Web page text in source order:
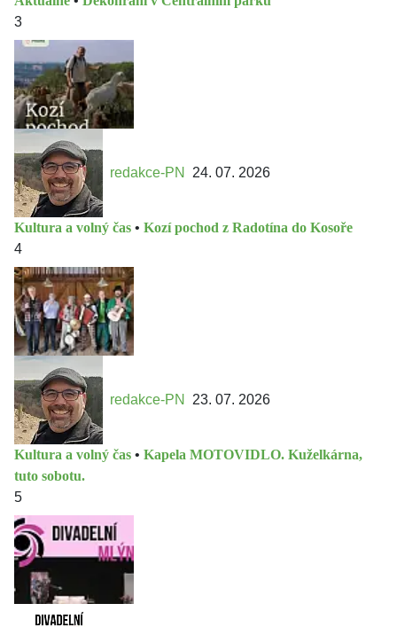
3
redakce-PN 24. 07. 2026
Kultura a volný čas • Kozí pochod z Radotína do Kosoře
4
redakce-PN 23. 07. 2026
Kultura a volný čas • Kapela MOTOVIDLO. Kuželkárna,
tuto sobotu.
5